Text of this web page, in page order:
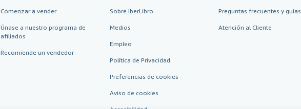
Comenzar a vender
Únase a nuestro programa de
afiliados
Recomiende un vendedor
Sobre IberLibro
Medios
Empleo
Política de Privacidad
Preferencias de cookies
Aviso de cookies
Preguntas frecuentes y guías
Atención al Cliente